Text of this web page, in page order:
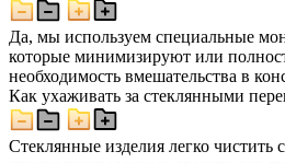
Да, мы используем специальные
которые минимизируют или
необходимость вмешательства в
Как ухаживать за стеклянными
Стеклянные изделия легко